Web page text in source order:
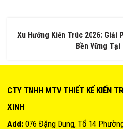
Xu Hướng Kiến Trúc 2026: Giải
Bền Vững Tại
CTY TNHH MTV THIẾT KẾ KIẾN
XINH
Add: 076 Đặng Dung, Tổ 14